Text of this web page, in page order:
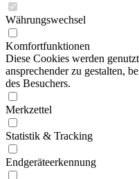
Währungswechsel
Komfortfunktionen
Diese Cookies werden
ansprechender zu gestalten,
des Besuchers.
Merkzettel
Statistik & Tracking
Endgeräteerkennung